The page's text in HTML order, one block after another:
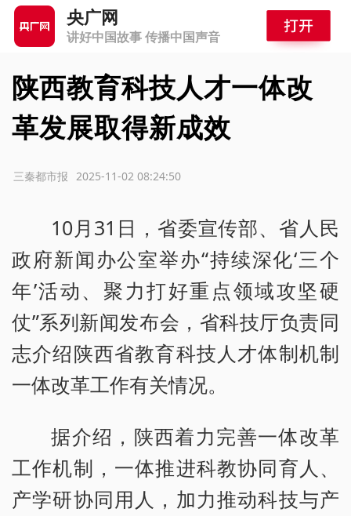
央广网
讲好中国故事 传播中国声音
陕西教育科技人才一体改
革发展取得新成效
2025-11-02 08:24:50
三秦都市报
10月31日，省委宣传部、省人民
政府新闻办公室举办“持续深化‘三个
年’活动、聚力打好重点领域攻坚硬
仗”系列新闻发布会，省科技厅负责同
志介绍陕西省教育科技人才体制机制
一体改革工作有关情况。
据介绍，陕西着力完善一体改革
工作机制，一体推进科教协同育人、
产学研协同用人，加力推动科技与产